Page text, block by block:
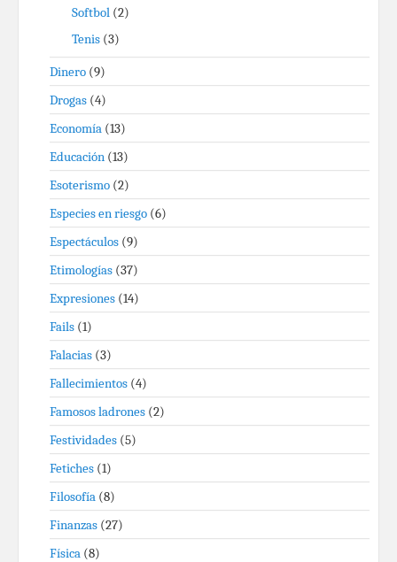
Softbol (2)
Tenis (3)
Dinero (9)
Drogas (4)
Economía (13)
Educación (13)
Esoterismo (2)
Especies en riesgo (6)
Espectáculos (9)
Etimologías (37)
Expresiones (14)
Fails (1)
Falacias (3)
Fallecimientos (4)
Famosos ladrones (2)
Festividades (5)
Fetiches (1)
Filosofía (8)
Finanzas (27)
Física (8)